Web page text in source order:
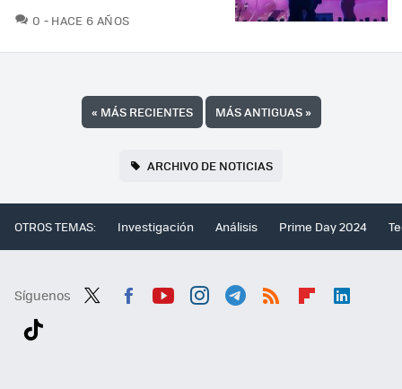
0 COMENTARIOS
HACE 6 AÑOS
« MÁS RECIENTES MÁS ANTIGUAS»
ARCHIVO DE NOTICIAS
OTROS TEMAS: Investigación Análisis Prime Day 2024
Síguenos